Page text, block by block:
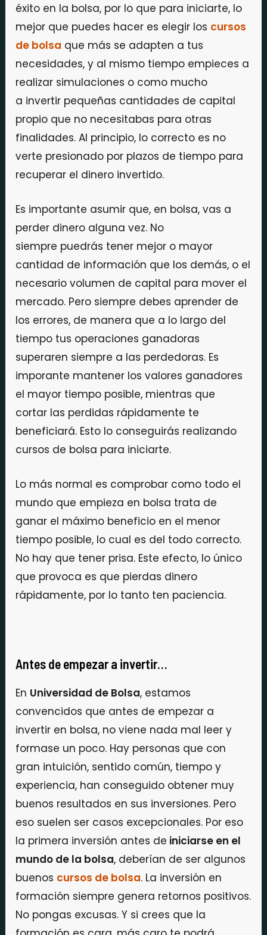
éxito en la bolsa, por lo que para iniciarte, lo
mejor que puedes hacer es elegir los cursos
de bolsa que más se adapten a tus
necesidades, y al mismo tiempo empieces a
realizar simulaciones o como mucho
a invertir pequeñas cantidades de capital
propio que no necesitabas para otras
finalidades. Al principio, lo correcto es no
verte presionado por plazos de tiempo para
recuperar el dinero invertido.
Es importante asumir que, en bolsa, vas a
perder dinero alguna vez. No
siempre puedrás tener mejor o mayor
cantidad de información que los demás, o el
necesario volumen de capital para mover el
mercado. Pero siempre debes aprender de
los errores, de manera que a lo largo del
tiempo tus operaciones ganadoras
superaren siempre a las perdedoras. Es
imporante mantener los valores ganadores
el mayor tiempo posible, mientras que
cortar las perdidas rápidamente te
beneficiará. Esto lo conseguirás realizando
cursos de bolsa para iniciarte.
Lo más normal es comprobar como todo el
mundo que empieza en bolsa trata de
ganar el máximo beneficio en el menor
tiempo posible, lo cual es del todo correcto.
No hay que tener prisa. Este efecto, lo único
que provoca es que pierdas dinero
rápidamente, por lo tanto ten paciencia.
Antes de empezar a invertir…
En Universidad de Bolsa, estamos
convencidos que antes de empezar a
invertir en bolsa, no viene nada mal leer y
formase un poco. Hay personas que con
gran intuición, sentido común, tiempo y
experiencia, han conseguido obtener muy
buenos resultados en sus inversiones. Pero
eso suelen ser casos excepcionales. Por eso
la primera inversión antes de iniciarse en el
mundo de la bolsa, deberían de ser algunos
buenos cursos de bolsa. La inversión en
formación siempre genera retornos positivos.
No pongas excusas. Y si crees que la